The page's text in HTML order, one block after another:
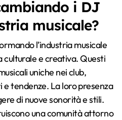
i DJ
musicale?
l’industria musicale
e creativa. Questi
uniche nei club,
tendenze. La loro presenza
di nuove sonorità e stili.
una comunità attorno